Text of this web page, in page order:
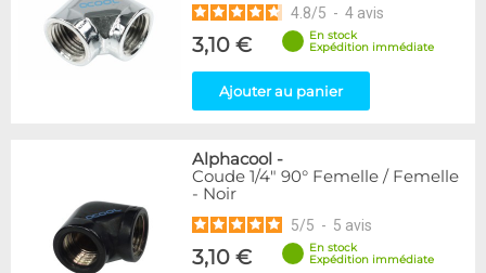
4.8/5 - 4 avis
3,10 €
En stock
Expédition immédiate
Ajouter au panier
Alphacool -
Coude 1/4" 90° Femelle / Femelle
- Noir
5/5 - 5 avis
3,10 €
En stock
Expédition immédiate